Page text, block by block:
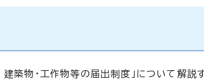
物・工作物等の届出制度」について解説す